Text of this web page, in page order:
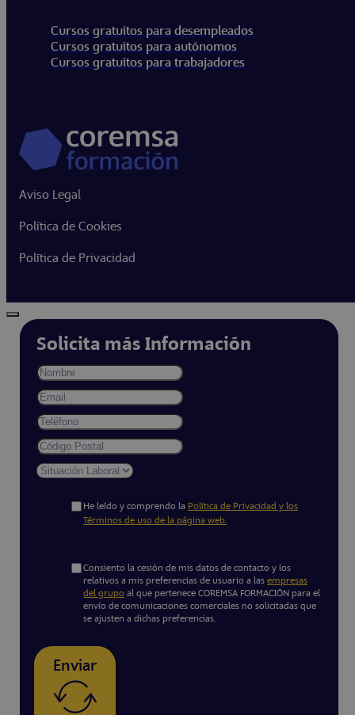
Cursos gratuitos para desempleados
Cursos gratuitos para autónomos
Cursos gratuitos para trabajadores
Aviso Legal
Política de Cookies
Política de Privacidad
Solicita más Información
He leído y comprendo la Política de Privacidad y los
Términos de uso de la página web.
Consiento la cesión de mis datos de contacto y los
relativos a mis preferencias de usuario a las empresas
del grupo al que pertenece COREMSA FORMACIÓN para el
envío de comunicaciones comerciales no solicitadas que
se ajusten a dichas preferencias.
Enviar